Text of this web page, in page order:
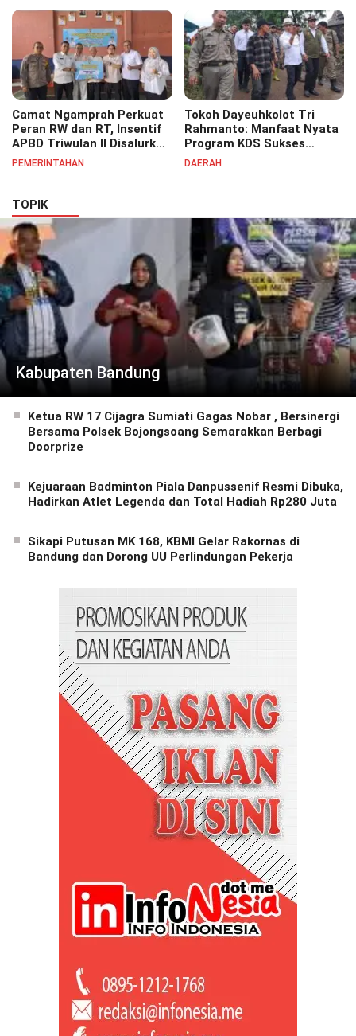
Camat Ngamprah Perkuat
Peran RW dan RT, Insentif
APBD Triwulan II Disalurkan
untuk Tingkatkan
PEMERINTAHAN
Tokoh Dayeuhkolot Tri
Rahmanto: Manfaat Nyata
Program KDS Sukses
Dirasakan Seluruh Lapisan
DAERAH
TOPIK
Kabupaten Bandung
Ketua RW 17 Cijagra Sumiati Gagas Nobar , Bersinergi
Bersama Polsek Bojongsoang Semarakkan Berbagi
Doorprize
Kejuaraan Badminton Piala Danpussenif Resmi Dibuka,
Hadirkan Atlet Legenda dan Total Hadiah Rp280 Juta
Sikapi Putusan MK 168, KBMI Gelar Rakornas di
Bandung dan Dorong UU Perlindungan Pekerja